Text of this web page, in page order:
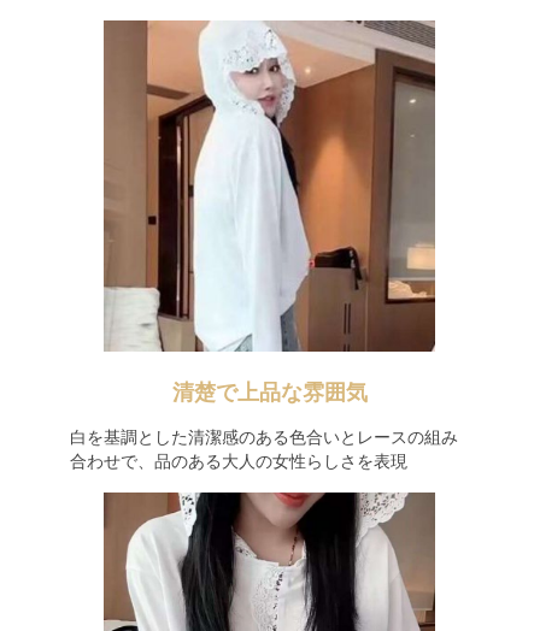
清楚で上品な雰囲気
白を基調とした清潔感のある色合いとレースの組み
合わせで、品のある大人の女性らしさを表現